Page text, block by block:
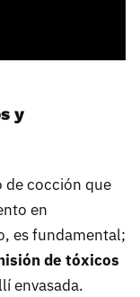
y
de cocción que
en
es fundamental;
de tóxicos
envasada.